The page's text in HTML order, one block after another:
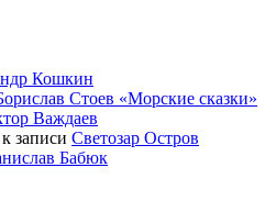
Кошкин
Стоев «Морские сказки»
Важдаев
к записи Светозар Остров
Бабюк